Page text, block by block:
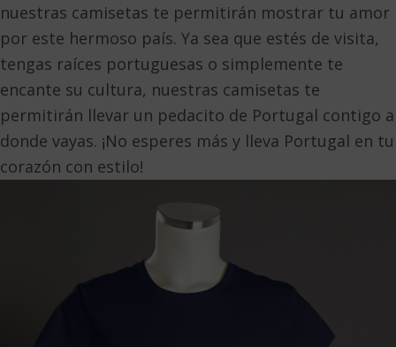
nuestras camisetas te permitirán mostrar tu amor
por este hermoso país. Ya sea que estés de visita,
tengas raíces portuguesas o simplemente te
encante su cultura, nuestras camisetas te
permitirán llevar un pedacito de Portugal contigo a
donde vayas. ¡No esperes más y lleva Portugal en tu
corazón con estilo!